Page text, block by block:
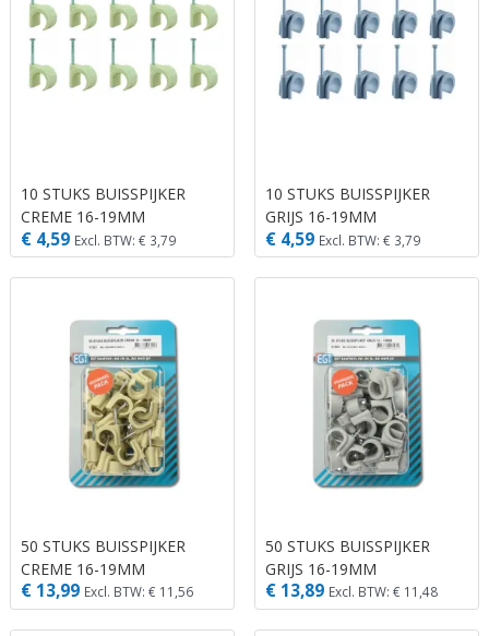
10 STUKS BUISSPIJKER
CREME 16-19MM
€ 4,59 Excl. BTW: € 3,79
10 STUKS BUISSPIJKER
GRIJS 16-19MM
€ 4,59 Excl. BTW: € 3,79
50 STUKS BUISSPIJKER
CREME 16-19MM
€ 13,99 Excl. BTW: € 11,56
50 STUKS BUISSPIJKER
GRIJS 16-19MM
€ 13,89 Excl. BTW: € 11,48